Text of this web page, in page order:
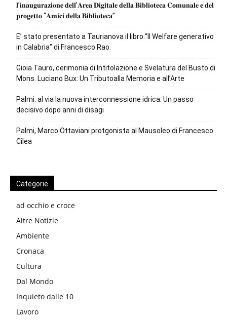
𝐥’𝐢𝐧𝐚𝐮𝐠𝐮𝐫𝐚𝐳𝐢𝐨𝐧𝐞 𝐝𝐞𝐥𝐥’𝐀𝐫𝐞𝐚 𝐃𝐢𝐠𝐢𝐭𝐚𝐥𝐞 𝐝𝐞𝐥𝐥𝐚 𝐁𝐢𝐛𝐥𝐢𝐨𝐭𝐞𝐜𝐚 𝐂𝐨𝐦𝐮𝐧𝐚𝐥𝐞 𝐞 𝐝𝐞𝐥
𝐩𝐫𝐨𝐠𝐞𝐭𝐭𝐨 “𝐀𝐦𝐢𝐜𝐢 𝐝𝐞𝐥𝐥𝐚 𝐁𝐢𝐛𝐥𝐢𝐨𝐭𝐞𝐜𝐚”
E’ stato presentato a Taurianova il libro:“Il Welfare generativo
in Calabria” di Francesco Rao.
Gioia Tauro, cerimonia di Intitolazione e Svelatura del Busto di
Mons. Luciano Bux: Un Tributoalla Memoria e all’Arte
Palmi: al via la nuova interconnessione idrica. Un passo
decisivo dopo anni di disagi
Palmi, Marco Ottaviani protgonista al Mausoleo di Francesco
Cilea
Categorie
ad occhio e croce
Altre Notizie
Ambiente
Cronaca
Cultura
Dal Mondo
Inquieto dalle 10
Lavoro